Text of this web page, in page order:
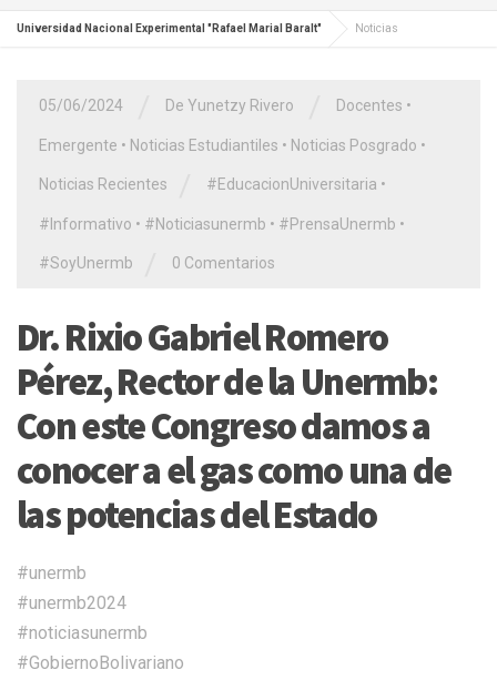
Universidad Nacional Experimental "Rafael Marial Baralt" Noticias
05/06/2024 De Yunetzy Rivero Docentes •
Emergente • Noticias Estudiantiles • Noticias Posgrado •
Noticias Recientes #EducacionUniversitaria •
#Informativo • #Noticiasunermb • #PrensaUnermb •
#SoyUnermb 0 Comentarios
Dr. Rixio Gabriel Romero
Pérez, Rector de la Unermb:
Con este Congreso damos a
conocer a el gas como una de
las potencias del Estado
#unermb
#unermb2024
#noticiasunermb
#GobiernoBolivariano